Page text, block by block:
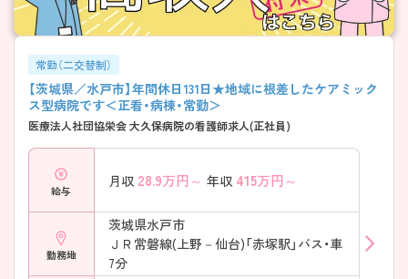
常勤（二交替制）
【茨城県／水戸市】年間休日131日★地域に根差したケアミック
ス型病院です＜正看・病棟・常勤＞
医療法人社団協栄会 大久保病院の看護師求人(正社員)
給与
月収 28.9万円～ 年収 415万円～
勤務地
茨城県水戸市
ＪＲ常磐線(上野－仙台)「赤塚駅」バス・車
7分